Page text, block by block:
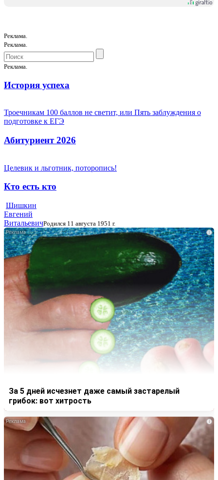
Реклама.
Реклама.
Реклама.
История успеха
Троечникам 100 баллов не светит, или Пять заблуждения о
подготовке к ЕГЭ
Абитуриент 2026
Целевик и льготник, поторопись!
Кто есть кто
Шишкин
Евгений
ВитальевичРодился 11 августа 1951 г.
i
За 5 дней исчезнет даже самый застарелый
грибок: вот хитрость
i